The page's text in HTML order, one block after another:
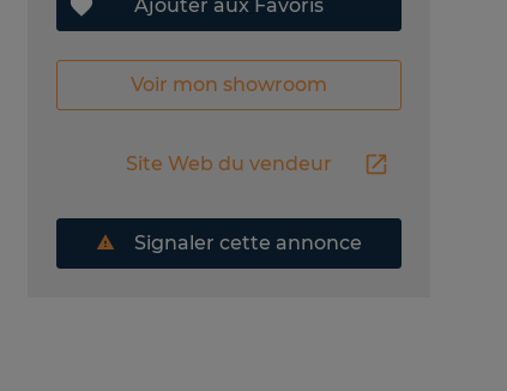
Ajouter aux Favoris
Voir mon showroom
Site Web du vendeur
Signaler cette annonce